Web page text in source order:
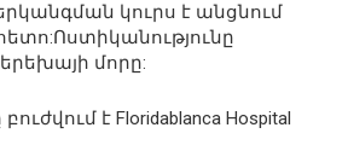
կուրս է անցնում
մորը:
է Floridablanca Hospital